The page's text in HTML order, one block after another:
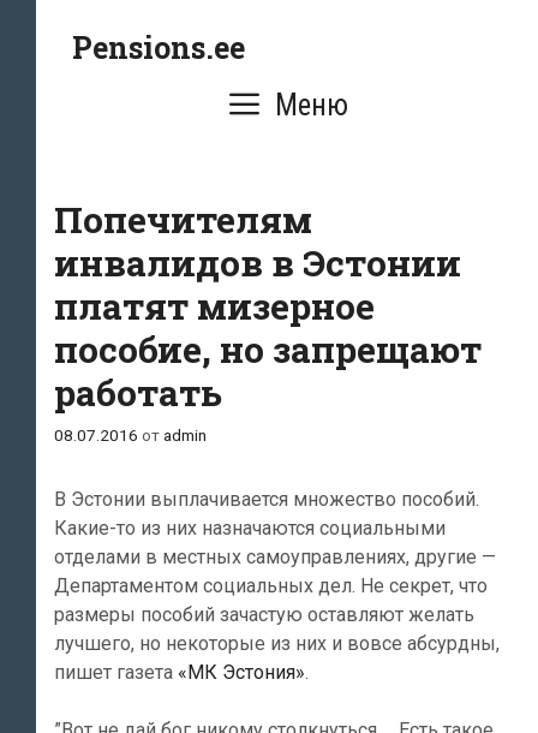
Pensions.ee
Меню
Попечителям
инвалидов в Эстонии
платят мизерное
пособие, но запрещают
работать
08.07.2016 отadmin
В Эстонии выплачивается множество пособий.
Какие-то из них назначаются социальными
отделами в местных самоуправлениях, другие —
Департаментом социальных дел. Не секрет, что
размеры пособий зачастую оставляют желать
лучшего, но некоторые из них и вовсе абсурдны,
пишет газета «МК Эстония».